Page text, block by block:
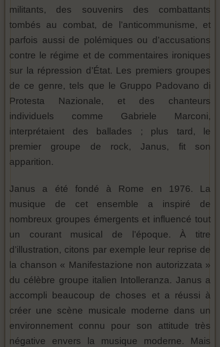
militants, des souvenirs des combattants
tombés au combat, de l’anticommunisme, et
parfois aussi de polémiques ou d’accusations
contre le régime et de commentaires ironiques
sur la répression d’État. Les premiers groupes
de ce genre, tels que le Gruppo Padovano di
Protesta Nazionale, et des chanteurs
individuels comme Gabriele Marconi,
interprétaient des ballades ; plus tard, le
premier groupe de rock, Janus, fit son
apparition.
Janus a été fondé à Rome en 1976. La
musique de cet ensemble a inspiré de
nombreux groupes émergents et influencé tout
un courant musical de l’époque. À titre
d’illustration, citons par exemple leur reprise de
la chanson « Manifestazione non autorizzata »
du célèbre groupe italien Intolleranza. Janus a
accompli beaucoup de choses et a réussi à
créer une scène musicale moderne dans un
environnement connu pour son attitude très
négative envers la musique moderne. Mais